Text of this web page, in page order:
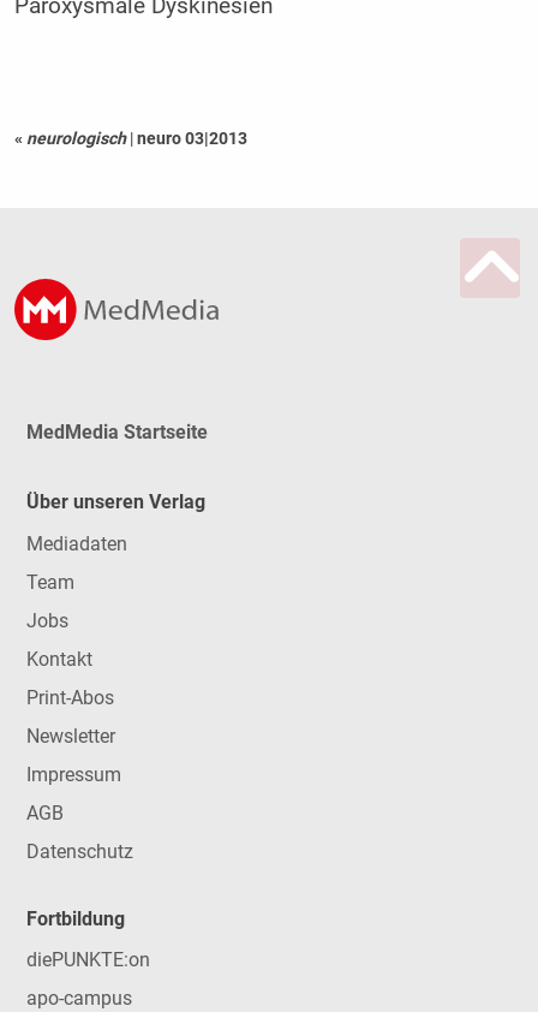
Paroxysmale Dyskinesien
« neurologisch |neuro 03|2013
MedMedia Startseite
Über unseren Verlag
Mediadaten
Team
Jobs
Kontakt
Print-Abos
Newsletter
Impressum
AGB
Datenschutz
Fortbildung
diePUNKTE:on
apo-campus